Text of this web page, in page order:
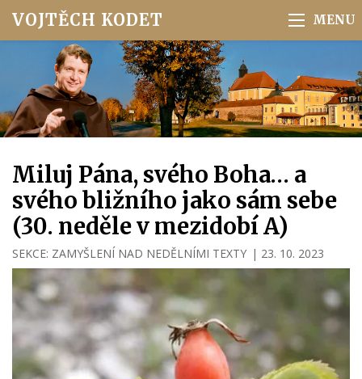
VOJTĚCH KODET
Miluj Pána, svého Boha… a
svého bližního jako sám sebe
(30. neděle v mezidobí A)
SEKCE: ZAMYŠLENÍ NAD NEDĚLNÍMI TEXTY | 23. 10. 2023